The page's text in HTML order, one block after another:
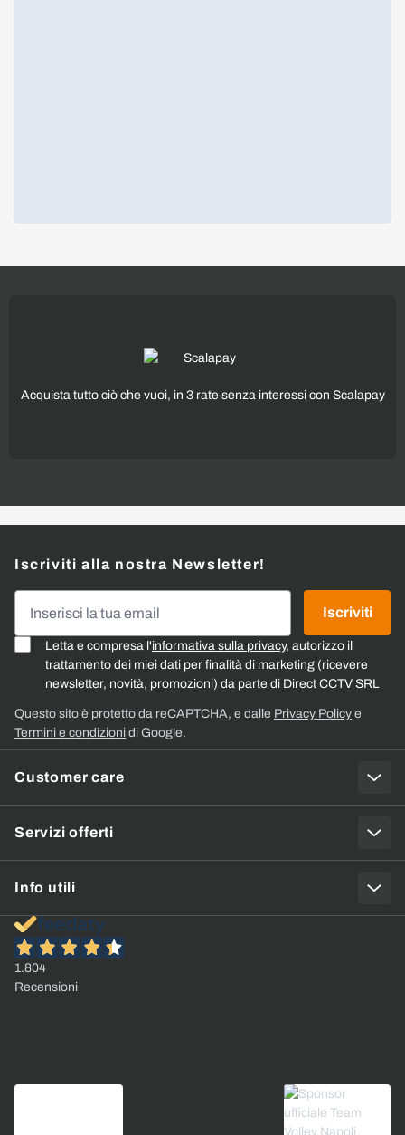
Acquista tutto ciò che vuoi, in 3 rate senza interessi con Scalapay
Customer care
Servizi offerti
Info utili
Iscriviti alla nostra Newsletter!
Letta e compresa l'informativa sulla privacy, autorizzo il
trattamento dei miei dati per finalità di marketing (ricevere
newsletter, novità, promozioni) da parte di Direct CCTV SRL
Iscriviti
Questo sito è protetto da reCAPTCHA, e dalle Privacy Policy e
Termini e condizioni di Google.
1.804
Recensioni